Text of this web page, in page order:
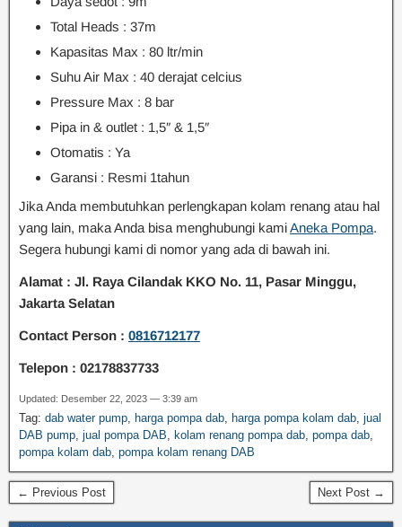
Total Heads : 37m
Kapasitas Max : 80 ltr/min
Suhu Air Max : 40 derajat celcius
Pressure Max : 8 bar
Pipa in & outlet : 1,5″ & 1,5″
Otomatis : Ya
Garansi : Resmi 1tahun
Jika Anda membutuhkan perlengkapan kolam renang atau hal
yang lain, maka Anda bisa menghubungi kamiAneka Pompa.
Segera hubungi kami di nomor yang ada di bawah ini.
Alamat : Jl. Raya Cilandak KKO No. 11, Pasar Minggu,
Jakarta Selatan
Contact Person : 0816712177
Telepon : 02178837733
Updated: Desember 22, 2023 — 3:39 am
Tag: dab water pump, harga pompa dab, harga pompa kolam dab, jual
DAB pump, jual pompa DAB, kolam renang pompa dab, pompa dab,
pompa kolam dab, pompa kolam renang DAB
← Previous Post Next Post →